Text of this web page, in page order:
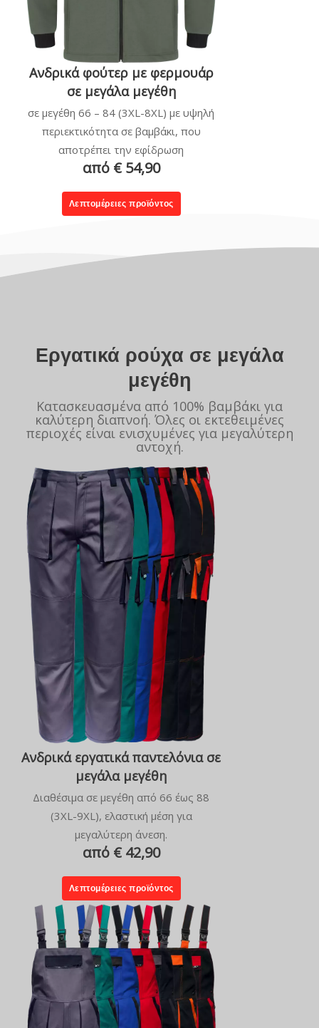
Ανδρικά φούτερ με φερμουάρ
σε μεγάλα μεγέθη
σε μεγέθη 66 – 84 (3XL-8XL) με υψηλή
περιεκτικότητα σε βαμβάκι, που
αποτρέπει την εφίδρωση
από € 54,90
Λεπτομέρειες προϊόντος
Εργατικά ρούχα σε μεγάλα
μεγέθη
Κατασκευασμένα από 100% βαμβάκι για
καλύτερη διαπνοή. Όλες οι εκτεθειμένες
περιοχές είναι ενισχυμένες για μεγαλύτερη
αντοχή.
Ανδρικά εργατικά παντελόνια σε
μεγάλα μεγέθη
Διαθέσιμα σε μεγέθη από 66 έως 88
(3XL-9XL), ελαστική μέση για
μεγαλύτερη άνεση.
από € 42,90
Λεπτομέρειες προϊόντος